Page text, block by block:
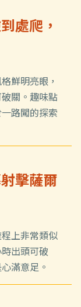
處爬，
鮮明亮眼，
關。趣味點
路闖的探索
擊薩爾
上非常類似
出頭可破
滿意足。